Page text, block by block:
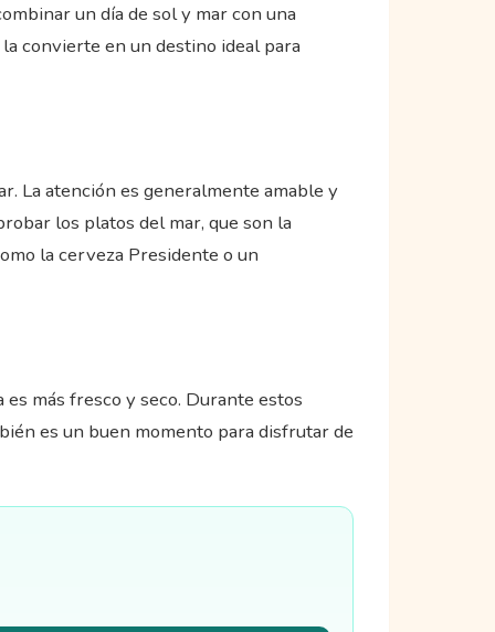
un día de sol y mar con una
convierte en un destino ideal para
La atención es generalmente amable y
los platos del mar, que son la
la cerveza Presidente o un
más fresco y seco. Durante estos
es un buen momento para disfrutar de